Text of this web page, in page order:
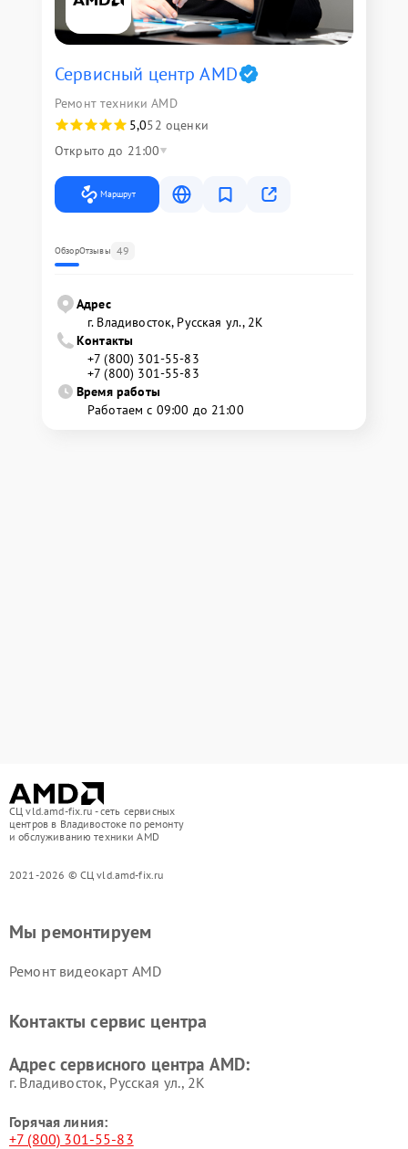
Сервисный центр AMD
Ремонт техники AMD
5,052 оценки
Открыто до 21:00
Маршрут
ОбзорОтзывы 49
Адрес
г. Владивосток, Русская ул., 2К
Контакты
+7 (800) 301-55-83
+7 (800) 301-55-83
Время работы
Работаем с 09:00 до 21:00
СЦ vld.amd-fix.ru - сеть сервисных
центров в Владивостоке по ремонту
и обслуживанию техники AMD
2021-2026 © СЦ vld.amd-fix.ru
Мы ремонтируем
Ремонт видеокарт AMD
Контакты сервис центра
Адрес сервисного центра AMD:
г. Владивосток, Русская ул., 2К
Горячая линия:
+7 (800) 301-55-83